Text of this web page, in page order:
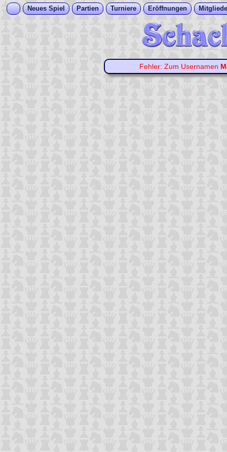
Neues Spiel Partien Turniere Eröffnungen
Fehler: Zum Usernamen